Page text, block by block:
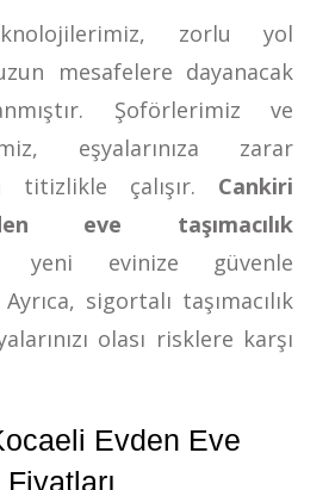
zorlu yol
mesafelere dayanacak
Şoförlerimiz ve
eşyalarınıza zarar
titizlikle çalışır. Cankiri
eve taşımacılık
yeni evinize güvenle
sigortalı taşımacılık
olası risklere karşı
Evden Eve
Fiyatları